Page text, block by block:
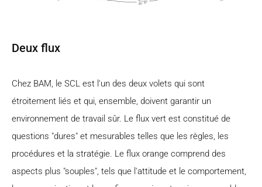
Deux flux
Chez BAM, le SCL est l'un des deux volets qui sont
étroitement liés et qui, ensemble, doivent garantir un
environnement de travail sûr. Le flux vert est constitué de
questions "dures" et mesurables telles que les règles, les
procédures et la stratégie. Le flux orange comprend des
aspects plus "souples", tels que l'attitude et le comportement,